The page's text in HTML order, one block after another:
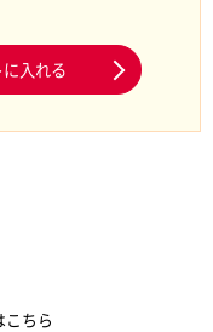
入れる
こちら